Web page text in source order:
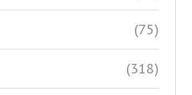
(75)
(318)